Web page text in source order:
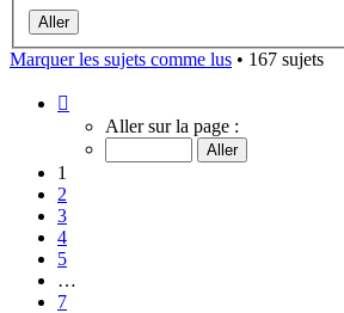
Marquer les sujets comme lus • 167 sujets
sur
Aller sur la page :
1
2
3
4
5
…
7